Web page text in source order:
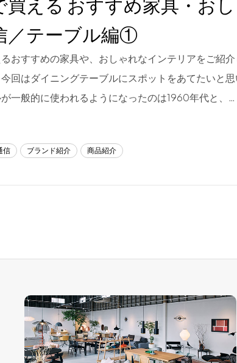
買える おすすめ家具・お
／テーブル編①
おすすめの家具や、おしゃれなインテリアをご紹
回はダイニングテーブルにスポットをあてたいと
一般的に使われるようになったのは1960年代と、…
信 ブランド紹介 商品紹介